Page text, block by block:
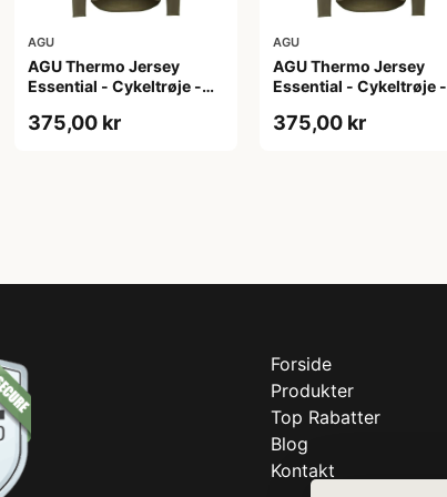
AGU
AGU Thermo Jersey
Essential - Cykeltrøje -
M
375,00 kr
AGU
AGU Thermo Jersey
Essential - Cykeltrøje -
375,00 kr
Forside
Produkter
Top Rabatter
Blog
Kontakt